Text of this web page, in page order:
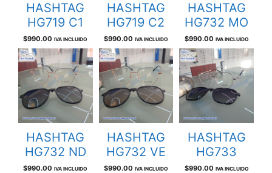
HASHTAG
HG719 C1
$990.00 IVA INCLUIDO
HASHTAG
HG719 C2
$990.00 IVA INCLUIDO
HASHTAG
HG732 MO
$990.00 IVA INCLUIDO
HASHTAG
HG732 ND
$990.00 IVA INCLUIDO
HASHTAG
HG732 VE
$990.00 IVA INCLUIDO
HASHTAG
HG733
$990.00 IVA INCLUIDO